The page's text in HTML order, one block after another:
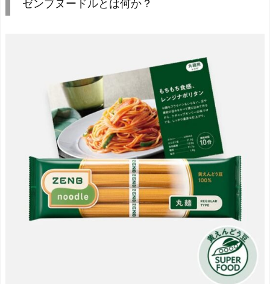
ゼンブヌードルとは何か？